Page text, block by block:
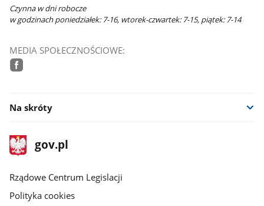
Czynna w dni robocze
w godzinach poniedziałek: 7-16, wtorek-czwartek: 7-15, piątek: 7-14
MEDIA SPOŁECZNOŚCIOWE:
Na skróty
stopka
gov.plStrona
gov.pl
Rządowe Centrum Legislacji
Polityka cookies